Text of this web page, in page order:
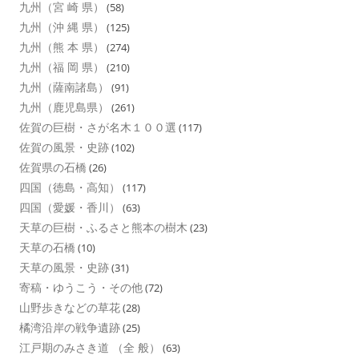
九州（宮 崎 県） (58)
九州（沖 縄 県） (125)
九州（熊 本 県） (274)
九州（福 岡 県） (210)
九州（薩南諸島） (91)
九州（鹿児島県） (261)
佐賀の巨樹・さが名木１００選 (117)
佐賀の風景・史跡(102)
佐賀県の石橋 (26)
四国（徳島・高知） (117)
四国（愛媛・香川） (63)
天草の巨樹・ふるさと熊本の樹木 (23)
天草の石橋 (10)
天草の風景・史跡(31)
寄稿・ゆうこう・その他(72)
山野歩きなどの草花(28)
橘湾沿岸の戦争遺跡(25)
江戸期のみさき道 （全 般） (63)